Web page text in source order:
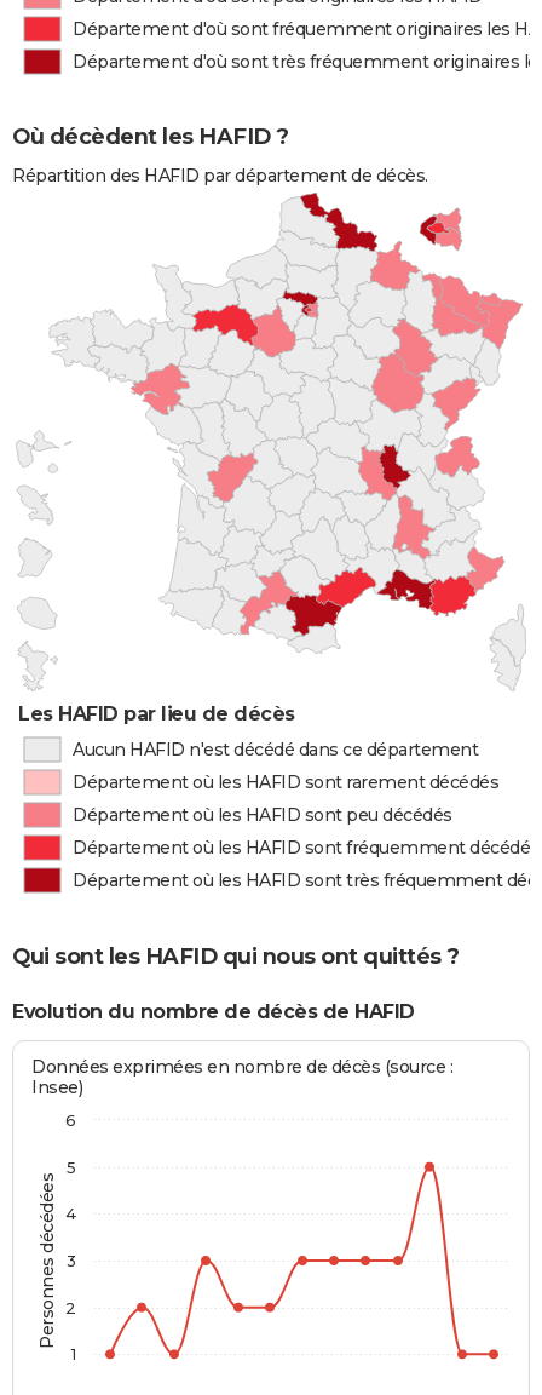
Département d'où sont fréquemment originaires les
Département d'où sont très fréquemment originaires
Où décèdent les HAFID ?
Répartition des HAFID par département de décès.
Les HAFID par lieu de décès
Aucun HAFID n'est décédé dans ce département
Département où les HAFID sont rarement décédés
Département où les HAFID sont peu décédés
Département où les HAFID sont fréquemment décédés
Département où les HAFID sont très fréquemment
Qui sont les HAFID qui nous ont quittés ?
Evolution du nombre de décès de HAFID
Personnes décédées
Données exprimées en nombre de décès (source :
Insee)
1
2
3
4
5
6